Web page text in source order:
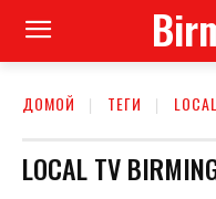
ДОМОЙ ТЕГИ
LOCAL TV